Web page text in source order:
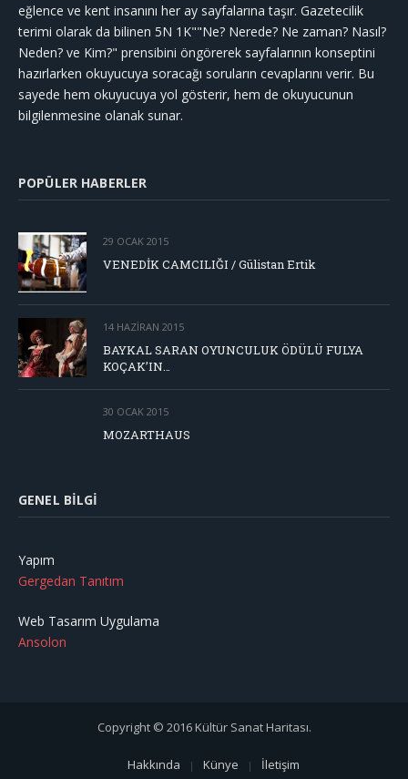
eğlence ve kent insanını her ay sayfalarına taşır. Gazetecilik
terimi olarak da bilinen 5N 1K""Ne? Nerede? Ne zaman? Nasıl?
Neden? ve Kim?" prensibini öngörerek sayfalarının konseptini
hazırlarken okuyucuya soracağı soruların cevaplarını verir. Bu
sayede hem okuyucuya yol gösterir, hem de okuyucunun
bilgilenmesine olanak sunar.
POPÜLER HABERLER
29 OCAK 2015
VENEDİK CAMCILIĞI / Gülistan Ertik
14 HAZIRAN 2015
BAYKAL SARAN OYUNCULUK ÖDÜLÜ FULYA
KOÇAK’IN…
30 OCAK 2015
MOZARTHAUS
GENEL BILGI
Yapım
Gergedan Tanıtım
Web Tasarım Uygulama
Ansolon
Copyright © 2016 Kültür Sanat Haritası.
Hakkında Künye İletişim